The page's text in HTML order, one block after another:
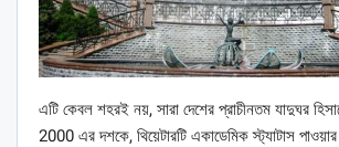
এটি কেবল শহরই নয়, সারা দেশের প্রাচীনতম যাদুঘর
2000 এর দশকে, থিয়েটারটি একাডেমিক স্ট্যাটাস